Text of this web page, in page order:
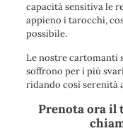
capacità sensitiva le
appieno i tarocchi,
possibile.
Le nostre cartomanti
soffrono per i più
ridando così serenità
Prenota ora il